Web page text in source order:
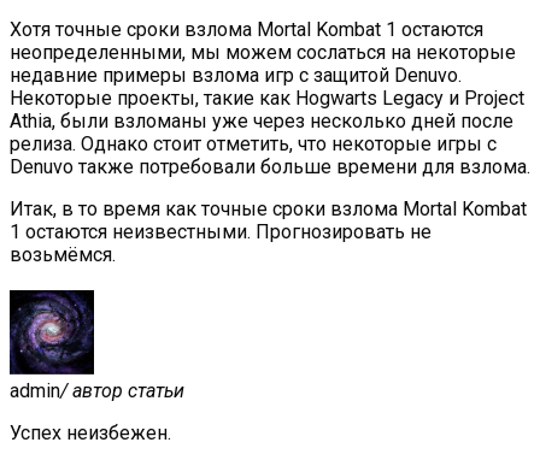
Хотя точные сроки взлома Mortal Kombat 1 остаются
неопределенными, мы можем сослаться на некоторые
недавние примеры взлома игр с защитой Denuvo.
Некоторые проекты, такие как Hogwarts Legacy и Project
Athia, были взломаны уже через несколько дней после
релиза. Однако стоит отметить, что некоторые игры с
Denuvo также потребовали больше времени для взлома.
Итак, в то время как точные сроки взлома Mortal Kombat
1 остаются неизвестными. Прогнозировать не
возьмёмся.
admin/ автор статьи
Успех неизбежен.